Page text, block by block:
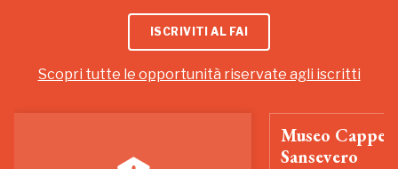
ISCRIVITI AL FAI
Scopri tutte le opportunità riservate agli iscritti
Museo
Sansevero